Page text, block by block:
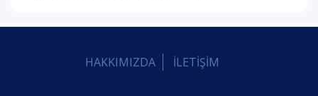
HAKKIMIZDA İLETİŞİM